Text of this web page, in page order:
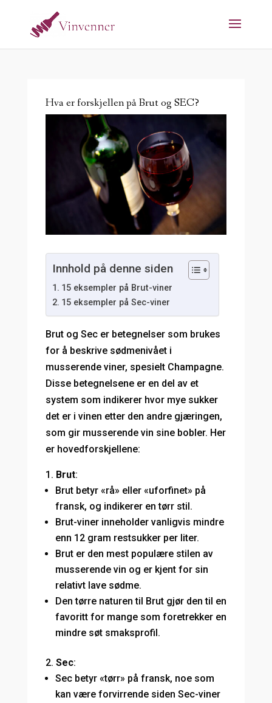
Hva er forskjellen på Brut og SEC?
Innhold på denne siden
15 eksempler på Brut-viner
15 eksempler på Sec-viner
Brut og Sec er betegnelser som brukes
for å beskrive sødmenivået i
musserende viner, spesielt Champagne.
Disse betegnelsene er en del av et
system som indikerer hvor mye sukker
det er i vinen etter den andre gjæringen,
som gir musserende vin sine bobler. Her
er hovedforskjellene:
Brut:
Brut betyr «rå» eller «uforfinet» på
fransk, og indikerer en tørr stil.
Brut-viner inneholder vanligvis mindre
enn 12 gram restsukker per liter.
Brut er den mest populære stilen av
musserende vin og er kjent for sin
relativt lave sødme.
Den tørre naturen til Brut gjør den til en
favoritt for mange som foretrekker en
mindre søt smaksprofil.
Sec:
Sec betyr «tørr» på fransk, noe som
kan være forvirrende siden Sec-viner